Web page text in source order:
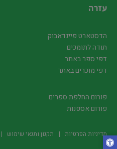
עזרה
הדסטארט פיינדאבוק
תודה לתומכים
דפי ספר באתר
דפי מוכרים באתר
פורום החלפת ספרים
פורום אספנות
מדיניות הפרטיות תקנון ותנאי שימוש